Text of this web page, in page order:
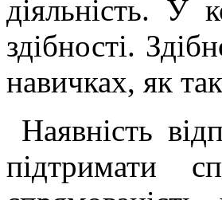
діяльність. У
здібності.
навичках, як
Наявність
підтримати